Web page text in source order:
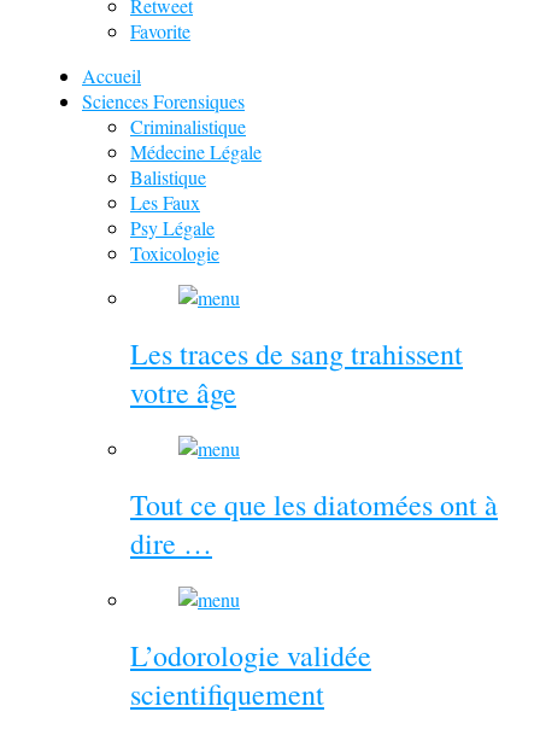
Retweet
Favorite
Accueil
Sciences Forensiques
Criminalistique
Médecine Légale
Balistique
Les Faux
Psy Légale
Toxicologie
Les traces de sang trahissent
votre âge
Tout ce que les diatomées ont à
dire …
L’odorologie validée
scientifiquement